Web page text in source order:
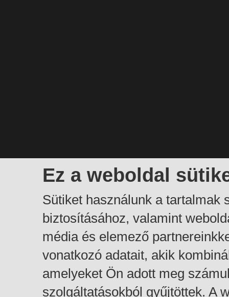
Ez a weboldal
Sütiket használunk a tartalmak
biztosításához, valamint
média és elemező
vonatkozó adatait, akik
amelyeket Ön adott meg
szolgáltatásokból gyűjtöttek. A